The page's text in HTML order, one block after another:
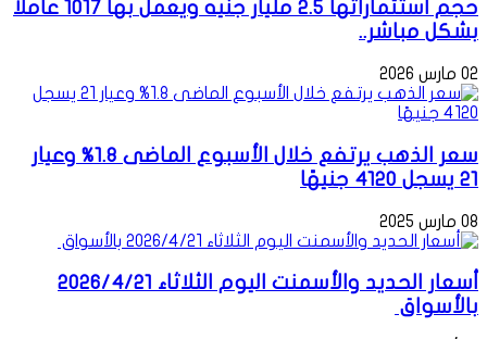
حجم استثماراتها 2.5 مليار جنيه ويعمل بها 1017 عاملًا
بشكل مباشر..
02 مارس 2026
سعر الذهب يرتفع خلال الأسبوع الماضى 1.8% وعيار
21 يسجل 4120 جنيهًا
08 مارس 2025
أسعار الحديد والأسمنت اليوم الثلاثاء 2026/4/21
بالأسواق